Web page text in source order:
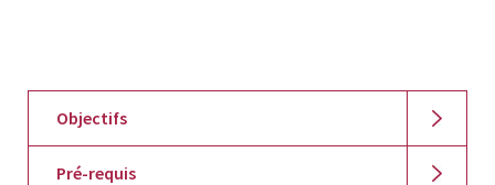
Objectifs
Pré-requis